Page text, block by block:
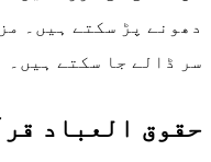
دھونے پڑ سکتے ہیں۔
سر ڈالے جا سکتے ہیں۔
حقوق العباد